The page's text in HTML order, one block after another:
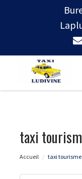
taxi
Accueil taxi